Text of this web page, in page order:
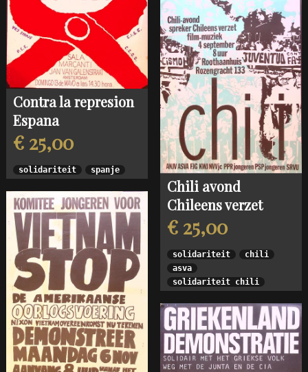
Contra la represion
Espana
€ 25,00
solidariteit spanje
Chili avond
Chileens verzet
€ 25,00
solidariteit
chili
asva
solidariteit chili